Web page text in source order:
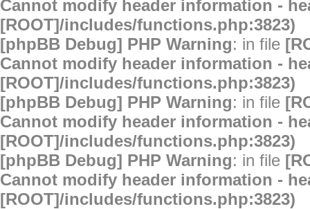
Cannot modify header information -
[ROOT]/includes/functions.php:3823)
[phpBB Debug] PHP Warning: in file
Cannot modify header information -
[ROOT]/includes/functions.php:3823)
[phpBB Debug] PHP Warning: in file
Cannot modify header information -
[ROOT]/includes/functions.php:3823)
[phpBB Debug] PHP Warning: in file
Cannot modify header information -
[ROOT]/includes/functions.php:3823)